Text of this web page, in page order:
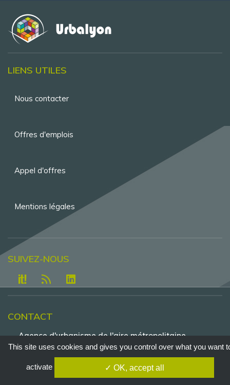
LIENS UTILES
Menu
de
Nous contacter
Offres d'emplois
Appel d'offres
Mentions légales
CONTACT
Agence d'urbanisme de l'aire métropolitaine
lyonnaise - Tour Part-Dieu, 23e étage , 129 rue
Tél. +33 4 81 92 33 00
SUIVEZ-NOUS
This site uses cookies and gives you control over what you want
activate ✓ OK, accept all